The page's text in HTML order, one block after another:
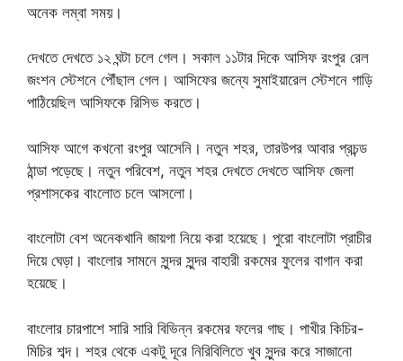
অনেক লম্বা সময়।
দেখতে দেখতে ১২ ঘন্টা চলে গেল। সকাল ১১টার দিকে আসিফ রংপুর রেল
জংশন স্টেশনে পৌঁছাল গেল। আসিফের জন্যে সুমাইয়ারেল স্টেশনে গাড়ি
পাঠিয়েছিল আসিফকে রিসিভ করতে।
আসিফ আগে কখনো রংপুর আসেনি। নতুন শহর, তারউপর আবার প্রচন্ড
ঠান্ডা পড়েছে। নতুন পরিবেশ, নতুন শহর দেখতে দেখতে আসিফ জেলা
প্রশাসকের বাংলোত চলে আসলো।
বাংলোটা বেশ অনেকখানি জায়গা নিয়ে করা হয়েছে। পুরো বাংলোটা প্রাচীর
দিয়ে ঘেড়া। বাংলোর সামনে সুন্দর সুন্দর বাহারী রকমের ফুলের বাগান করা
হয়েছে।
বাংলোর চারপাশে সারি সারি বিভিন্ন রকমের ফলের গাছ। পাখীর কিচির-
মিচির শব্দ। শহর থেকে একটু দূরে নিরিবিলিতে খুব সুন্দর করে সাজানো